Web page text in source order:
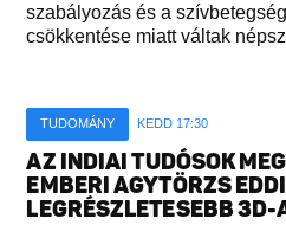
szabályozás és a
csökkentése miatt váltak
TUDOMÁNY KEDD 17:30
AZ INDIAI TUDÓSOK
EMBERI AGYTÖRZS
LEGRÉSZLETESEBB 3D-